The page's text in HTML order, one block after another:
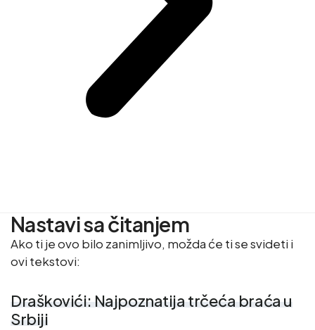
Nastavi sa čitanjem
Ako ti je ovo bilo zanimljivo, možda će ti se svideti i
ovi tekstovi:
Draškovići: Najpoznatija trčeća braća u
Srbiji